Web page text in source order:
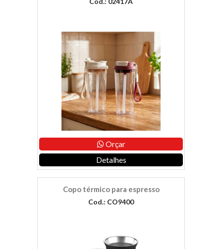
Orçar
Detalhes
Copo térmico para espresso
Cod.: CO9400